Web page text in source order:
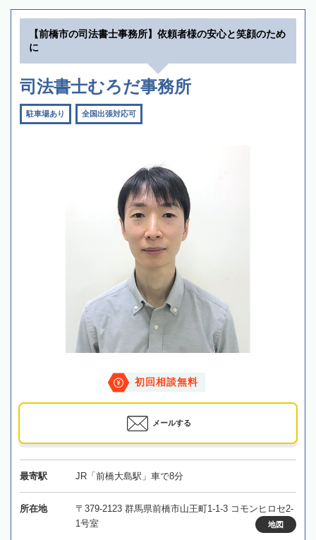
【前橋市の司法書士事務所】依頼者様の安心と笑顔のため
に
司法書士むろだ事務所
駐車場あり 全国出張対応可
初回相談無料
メールする
最寄駅 JR「前橋大島駅」車で8分
所在地
〒379-2123 群馬県前橋市山王町1-1-3 コモンヒロセ2-
1号室
地図